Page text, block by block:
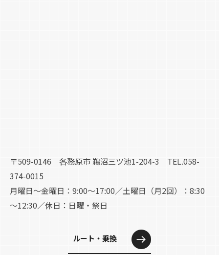
〒509-0146 各務原市 鵜沼三ツ池1-204-3 TEL.058-
374-0015
月曜日～金曜日：9:00～17:00／土曜日（月2回）：8:30
～12:30／休日：日曜・祭日
ルート・乗換